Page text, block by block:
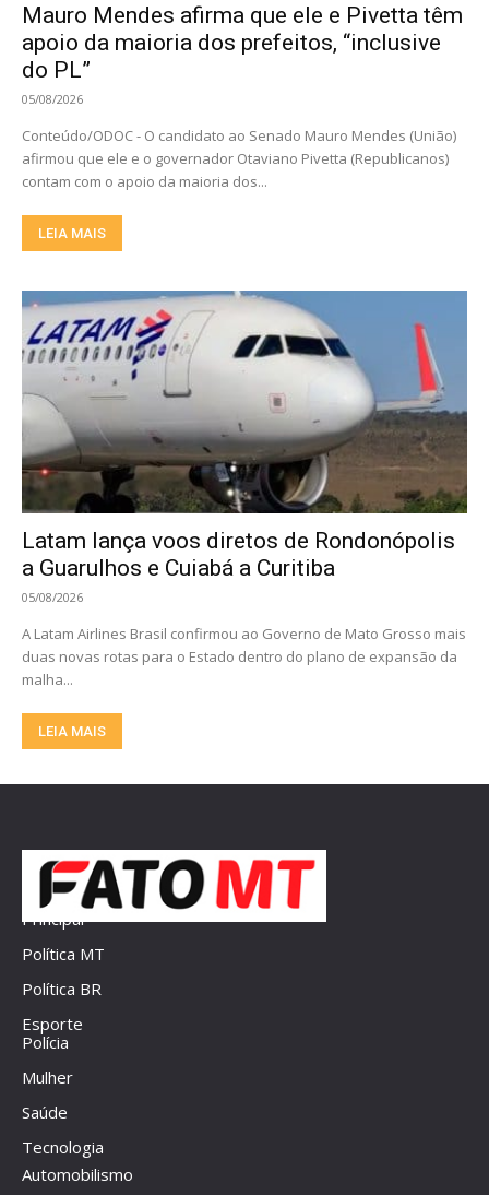
Mauro Mendes afirma que ele e Pivetta têm
apoio da maioria dos prefeitos, “inclusive
do PL”
05/08/2026
Conteúdo/ODOC - O candidato ao Senado Mauro Mendes (União)
afirmou que ele e o governador Otaviano Pivetta (Republicanos)
contam com o apoio da maioria dos...
LEIA MAIS
Latam lança voos diretos de Rondonópolis
a Guarulhos e Cuiabá a Curitiba
05/08/2026
A Latam Airlines Brasil confirmou ao Governo de Mato Grosso mais
duas novas rotas para o Estado dentro do plano de expansão da
malha...
LEIA MAIS
Principal
Política MT
Política BR
Esporte
Polícia
Mulher
Saúde
Tecnologia
Automobilismo